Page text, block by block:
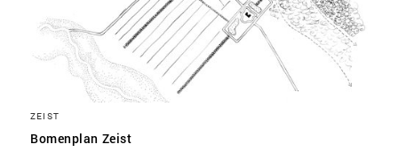
ZEIST
Bomenplan Zeist